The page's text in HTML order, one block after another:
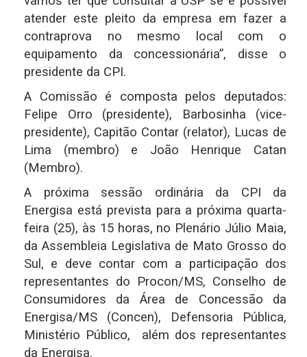
atender este pleito da empresa em fazer a
contraprova no mesmo local com o
equipamento da concessionária”, disse o
presidente da CPI.
A Comissão é composta pelos deputados:
Felipe Orro (presidente), Barbosinha (vice-
presidente), Capitão Contar (relator), Lucas de
Lima (membro) e João Henrique Catan
(Membro).
A próxima sessão ordinária da CPI da
Energisa está prevista para a próxima quarta-
feira (25), às 15 horas, no Plenário Júlio Maia,
da Assembleia Legislativa de Mato Grosso do
Sul, e deve contar com a participação dos
representantes do Procon/MS, Conselho de
Consumidores da Área de Concessão da
Energisa/MS (Concen), Defensoria Pública,
Ministério Público, além dos representantes
da Energisa.